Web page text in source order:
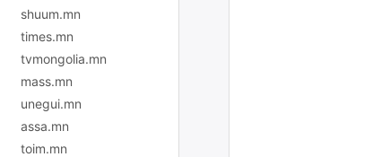
shuum.mn
times.mn
tvmongolia.mn
mass.mn
unegui.mn
assa.mn
toim.mn